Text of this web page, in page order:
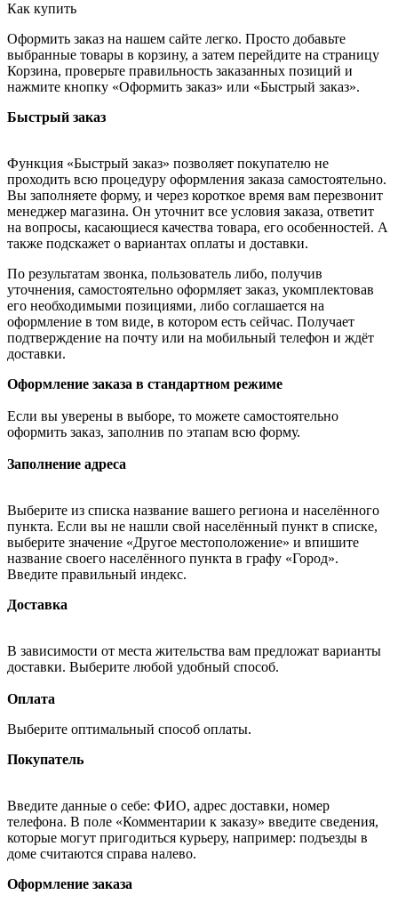
Как купить
Оформить заказ на нашем сайте легко. Просто добавьте
выбранные товары в корзину, а затем перейдите на страницу
Корзина, проверьте правильность заказанных позиций и
нажмите кнопку «Оформить заказ» или «Быстрый заказ».
Быстрый заказ
Функция «Быстрый заказ» позволяет покупателю не
проходить всю процедуру оформления заказа самостоятельно.
Вы заполняете форму, и через короткое время вам перезвонит
менеджер магазина. Он уточнит все условия заказа, ответит
на вопросы, касающиеся качества товара, его особенностей. А
также подскажет о вариантах оплаты и доставки.
По результатам звонка, пользователь либо, получив
уточнения, самостоятельно оформляет заказ, укомплектовав
его необходимыми позициями, либо соглашается на
оформление в том виде, в котором есть сейчас. Получает
подтверждение на почту или на мобильный телефон и ждёт
доставки.
Оформление заказа в стандартном режиме
Если вы уверены в выборе, то можете самостоятельно
оформить заказ, заполнив по этапам всю форму.
Заполнение адреса
Выберите из списка название вашего региона и населённого
пункта. Если вы не нашли свой населённый пункт в списке,
выберите значение «Другое местоположение» и впишите
название своего населённого пункта в графу «Город».
Введите правильный индекс.
Доставка
В зависимости от места жительства вам предложат варианты
доставки. Выберите любой удобный способ.
Оплата
Выберите оптимальный способ оплаты.
Покупатель
Введите данные о себе: ФИО, адрес доставки, номер
телефона. В поле «Комментарии к заказу» введите сведения,
которые могут пригодиться курьеру, например: подъезды в
доме считаются справа налево.
Оформление заказа